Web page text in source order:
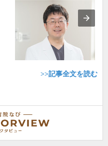
>>記事全文を読む